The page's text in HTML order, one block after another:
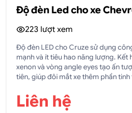
Độ đèn Led cho xe
223 lượt xem
Độ đèn LED cho Cruze sử dụng
mạnh và ít tiêu hao năng lượng. Kết
xenon và vòng angle eyes tạo ấn
tiên, giúp đôi mắt xe thêm phần tinh
Liên hệ